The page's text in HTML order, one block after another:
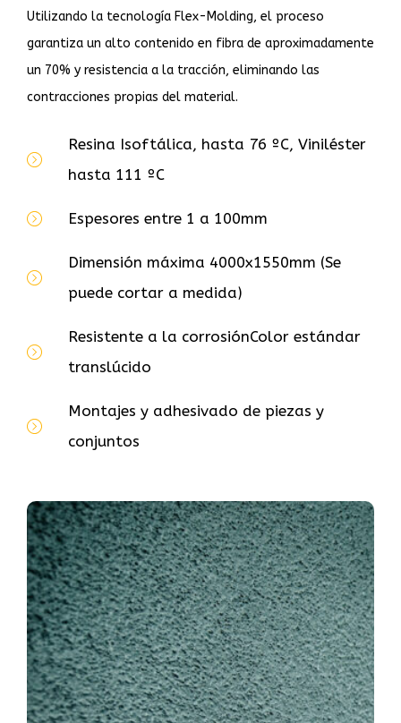
Utilizando la tecnología Flex-Molding, el proceso
garantiza un alto contenido en fibra de aproximadamente
un 70% y resistencia a la tracción, eliminando las
contracciones propias del material.
Resina Isoftálica, hasta 76 ºC, Viniléster
hasta 111 ºC
Espesores entre 1 a 100mm
Dimensión máxima 4000x1550mm (Se
puede cortar a medida)
Resistente a la corrosiónColor estándar
translúcido
Montajes y adhesivado de piezas y
conjuntos